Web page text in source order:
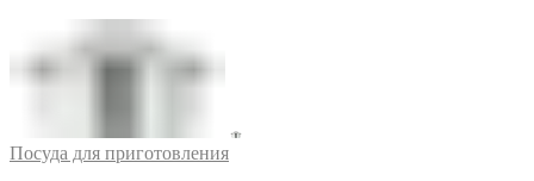
Посуда для приготовления